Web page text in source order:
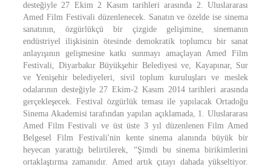
desteğiyle 27 Ekim 2 Kasım tarihleri arasında 2. Uluslararası
Amed Film Festivali düzenlenecek. Sanatın ve özelde ise sinema
sanatının, özgürlükçü bir çizgide gelişimine, sinemanın
endüstriyel ilişkisinin ötesinde demokratik toplumcu bir sanat
anlayışının gelişmesine katkı sunmayı amaçlayan Amed Film
Festivali, Diyarbakır Büyükşehir Belediyesi ve, Kayapınar, Sur
ve Yenişehir belediyeleri, sivil toplum kuruluşları ve meslek
odalarının desteğiyle 27 Ekim-2 Kasım 2014 tarihleri arasında
gerçekleşecek. Festival özgürlük teması ile yapılacak Ortadoğu
Sinema Akademisi tarafından yapılan açıklamada, 1. Uluslararası
Amed Film Festivali ve üst üste 3 yıl düzenlenen Film Amed
Belgesel Film Festivali'nin kente sinema alanında büyük bir
heyecan yarattığı belirtilerek, “Şimdi bu sinema birikimlerini
ortaklaştırma zamanıdır. Amed artık çıtayı dahada yükseltiyor.